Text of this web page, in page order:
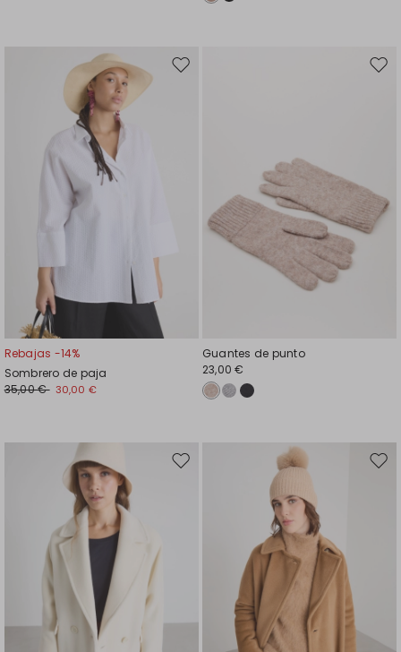
Mover
Rebajas -14%
Sombrero de paja
35,00 € 30,00 €
Guantes de punto
23,00 €
Mover